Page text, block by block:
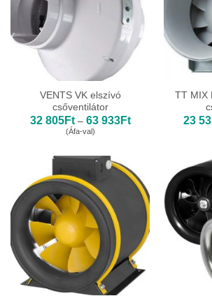
VENTS VK elszívó
csőventilátor
32 805Ft – 63 933FtÁrtartomány:
(Áfa-val)
TT MIX
23